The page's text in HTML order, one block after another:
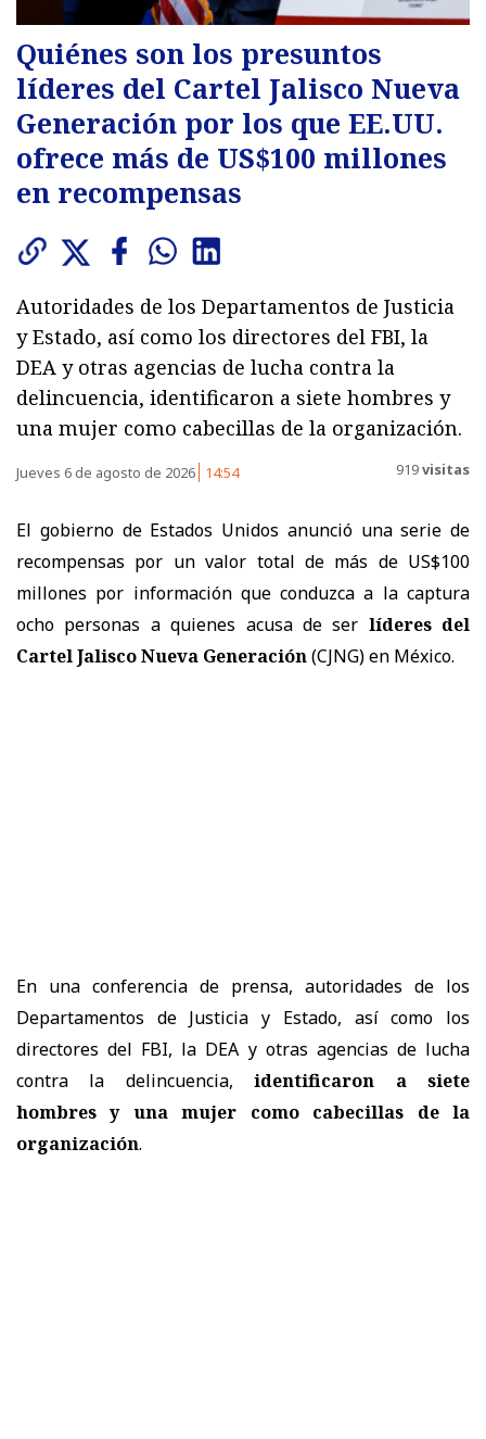
Quiénes son los presuntos
líderes del Cartel Jalisco Nueva
Generación por los que EE.UU.
ofrece más de US$100 millones
en recompensas
Autoridades de los Departamentos de Justicia
y Estado, así como los directores del FBI, la
DEA y otras agencias de lucha contra la
delincuencia, identificaron a siete hombres y
una mujer como cabecillas de la organización.
Jueves 6 de agosto de 2026 14:54 919visitas
El gobierno de Estados Unidos anunció una serie de
recompensas por un valor total de más de US$100
millones por información que conduzca a la captura
ocho personas a quienes acusa de ser líderes del
Cartel Jalisco Nueva Generación(CJNG) en México.
En una conferencia de prensa, autoridades de los
Departamentos de Justicia y Estado, así como los
directores del FBI, la DEA y otras agencias de lucha
contra la delincuencia,identificaron a siete
hombres y una mujer como cabecillas de la
organización.